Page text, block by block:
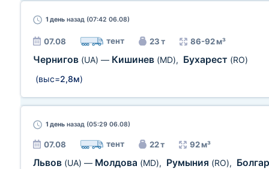
1 день назад (07:42 06.08)
07.08 тент 23 т 86-92 м³
Чернигов (UA) — Кишинев (MD), Бухарест (RO)
(выс=2,8м)
1 день назад (05:29 06.08)
07.08 тент 22 т 92 м³
Львов (UA) — Молдова (MD), Румыния (RO),